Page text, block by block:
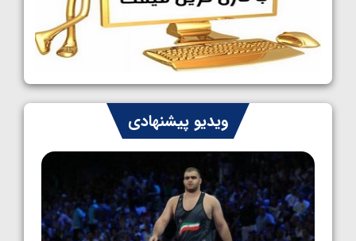
1405/05/07
ایران چشم به راه چهار مدال در پنج وزن دوم
کشتی فرنگی نوجوانان جهان
1405/05/06
کشتی فرنگی نوجوان جهان؛ رضایی تنها طلایی
پنج وزن نخست
1405/05/06
ویدیو پیشنهادی